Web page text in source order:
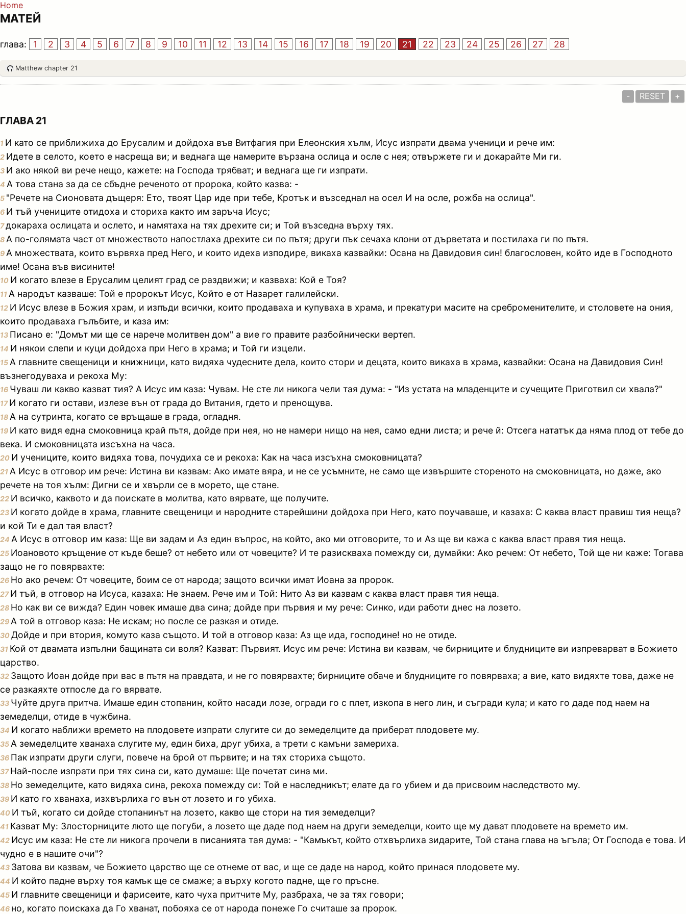
Home
МАТЕЙ
глава: 1 2 3 4 5 6 7 8 9 10 11 12 13 14 15 16 17 18 19 20 21 22 23 24 25 26 27 28
Matthew chapter 21
- RESET +
ГЛАВА 21
1 И като се приближиха до Ерусалим и дойдоха във Витфагия при Елеонския хълм, Исус изпрати двама ученици и рече им:
2 Идете в селото, което е насреща ви; и веднага ще намерите вързана ослица и осле с нея; отвържете ги и докарайте Ми ги.
3 И ако някой ви рече нещо, кажете: на Господа трябват; и веднага ще ги изпрати.
4 А това стана за да се сбъдне реченото от пророка, който казва: -
5 "Речете на Сионовата дъщеря: Ето, твоят Цар иде при тебе, Кротък и възседнал на осел И на осле, рожба на ослица".
6 И тъй учениците отидоха и сториха както им заръча Исус;
7докараха ослицата и ослето, и намятаха на тях дрехите си; и Той възседна върху тях.
8 А по-голямата част от множеството напостлаха дрехите си по пътя; други пък сечаха клони от дърветата и постилаха ги по пътя.
9 А множествата, които вървяха пред Него, и които идеха изподире, викаха казвайки: Осана на Давидовия син! благословен, който иде в Господното
име! Осана във висините!
10 И когато влезе в Ерусалим целият град се раздвижи; и казваха: Кой е Тоя?
11 А народът казваше: Той е пророкът Исус, Който е от Назарет галилейски.
12 И Исус влезе в Божия храм, и изпъди всички, които продаваха и купуваха в храма, и прекатури масите на среброменителите, и столовете на ония,
които продаваха гълъбите, и каза им:
13 Писано е: "Домът ми ще се нарече молитвен дом" а вие го правите разбойнически вертеп.
14 И някои слепи и куци дойдоха при Него в храма; и Той ги изцели.
15 А главните свещеници и книжници, като видяха чудесните дела, които стори и децата, които викаха в храма, казвайки: Осана на Давидовия Син!
възнегодуваха и рекоха Му:
16 Чуваш ли какво казват тия? А Исус им каза: Чувам. Не сте ли никога чели тая дума: - "Из устата на младенците и сучещите Приготвил си хвала?"
17И когато ги остави, излезе вън от града до Витания, гдето и пренощува.
18 А на сутринта, когато се връщаше в града, огладня.
19 И като видя една смоковница край пътя, дойде при нея, но не намери нищо на нея, само едни листа; и рече й: Отсега нататък да няма плод от тебе до
века. И смоковницата изсъхна на часа.
20 И учениците, които видяха това, почудиха се и рекоха: Как на часа изсъхна смоковницата?
21 А Исус в отговор им рече: Истина ви казвам: Ако имате вяра, и не се усъмните, не само ще извършите стореното на смоковницата, но даже, ако
речете на тоя хълм: Дигни се и хвърли се в морето, ще стане.
22 И всичко, каквото и да поискате в молитва, като вярвате, ще получите.
23 И когато дойде в храма, главните свещеници и народните старейшини дойдоха при Него, като поучаваше, и казаха: С каква власт правиш тия неща?
и кой Ти е дал тая власт?
24 А Исус в отговор им каза: Ще ви задам и Аз един въпрос, на който, ако ми отговорите, то и Аз ще ви кажа с каква власт правя тия неща.
25 Иоановото кръщение от къде беше? от небето или от човеците? И те разискваха помежду си, думайки: Ако речем: От небето, Той ще ни каже: Тогава
защо не го повярвахте:
26 Но ако речем: От човеците, боим се от народа; защото всички имат Иоана за пророк.
27И тъй, в отговор на Исуса, казаха: Не знаем. Рече им и Той: Нито Аз ви казвам с каква власт правя тия неща.
28 Но как ви се вижда? Един човек имаше два сина; дойде при първия и му рече: Синко, иди работи днес на лозето.
29 А той в отговор каза: Не искам; но после се разкая и отиде.
30Дойде и при втория, комуто каза същото. И той в отговор каза: Аз ще ида, господине! но не отиде.
31 Кой от двамата изпълни бащината си воля? Казват: Първият. Исус им рече: Истина ви казвам, че бирниците и блудниците ви изпреварват в Божието
царство.
32 Защото Иоан дойде при вас в пътя на правдата, и не го повярвахте; бирниците обаче и блудниците го повярваха; а вие, като видяхте това, даже не
се разкаяхте отпосле да го вярвате.
33 Чуйте друга притча. Имаше един стопанин, който насади лозе, огради го с плет, изкопа в него лин, и съгради кула; и като го даде под наем на
земеделци, отиде в чужбина.
34 И когато наближи времето на плодовете изпрати слугите си до земеделците да приберат плодовете му.
35 А земеделците хванаха слугите му, един биха, друг убиха, а трети с камъни замериха.
36 Пак изпрати други слуги, повече на брой от първите; и на тях сториха същото.
37Най-после изпрати при тях сина си, като думаше: Ще почетат сина ми.
38 Но земеделците, като видяха сина, рекоха помежду си: Той е наследникът; елате да го убием и да присвоим наследството му.
39 И като го хванаха, изхвърлиха го вън от лозето и го убиха.
40 И тъй, когато си дойде стопанинът на лозето, какво ще стори на тия земеделци?
41 Казват Му: Злосторниците люто ще погуби, а лозето ще даде под наем на други земеделци, които ще му дават плодовете на времето им.
42 Исус им каза: Не сте ли никога прочели в писанията тая дума: - "Камъкът, който отхвърлиха зидарите, Той стана глава на ъгъла; От Господа е това. И
чудно е в нашите очи"?
43 Затова ви казвам, че Божието царство ще се отнеме от вас, и ще се даде на народ, който принася плодовете му.
44 И който падне върху тоя камък ще се смаже; а върху когото падне, ще го пръсне.
45 И главните свещеници и фарисеите, като чуха притчите Му, разбраха, че за тях говори;
46 но, когато поискаха да Го хванат, побояха се от народа понеже Го считаше за пророк.